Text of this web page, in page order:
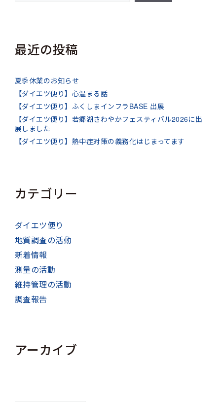
最近の投稿
夏季休業のお知らせ
【ダイエツ便り】心温まる話
【ダイエツ便り】ふくしまインフラBASE 出展
【ダイエツ便り】若郷湖さわやかフェスティバル2026に出
展しました
【ダイエツ便り】熱中症対策の義務化はじまってます
カテゴリー
ダイエツ便り
地質調査の活動
新着情報
測量の活動
維持管理の活動
調査報告
アーカイブ